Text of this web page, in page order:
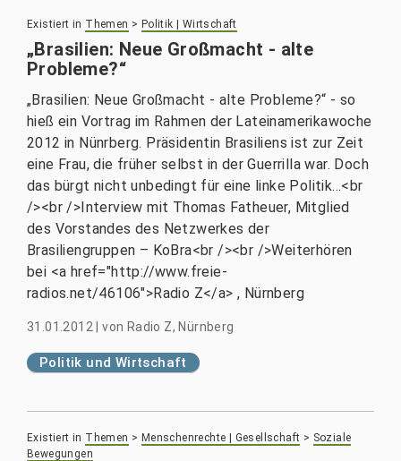
Existiert in Themen > Politik | Wirtschaft
„Brasilien: Neue Großmacht - alte
Probleme?“
„Brasilien: Neue Großmacht - alte Probleme?“ - so
hieß ein Vortrag im Rahmen der Lateinamerikawoche
2012 in Nünrberg. Präsidentin Brasiliens ist zur Zeit
eine Frau, die früher selbst in der Guerrilla war. Doch
das bürgt nicht unbedingt für eine linke Politik...<br
/><br />Interview mit Thomas Fatheuer, Mitglied
des Vorstandes des Netzwerkes der
Brasiliengruppen – KoBra<br /><br />Weiterhören
bei <a href="http://www.freie-
radios.net/46106">Radio Z</a> , Nürnberg
31.01.2012 |von Radio Z, Nürnberg
Politik und Wirtschaft
Existiert in Themen > Menschenrechte | Gesellschaft > Soziale
Bewegungen